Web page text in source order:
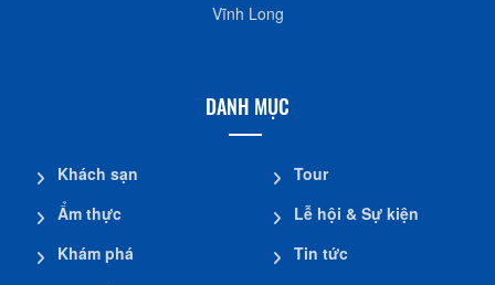
Vĩnh Long
DANH MỤC
Khách sạn
Ẩm thực
Khám phá
Tour
Lễ hội & Sự kiện
Tin tức